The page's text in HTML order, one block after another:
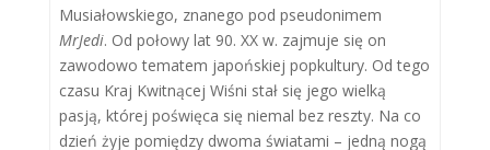
Musiałowskiego, znanego pod pseudonimem
MrJedi. Od połowy lat 90. XX w. zajmuje się on
zawodowo tematem japońskiej popkultury. Od tego
czasu Kraj Kwitnącej Wiśni stał się jego wielką
pasją, której poświęca się niemal bez reszty. Na co
dzień żyje pomiędzy dwoma światami – jedną nogą